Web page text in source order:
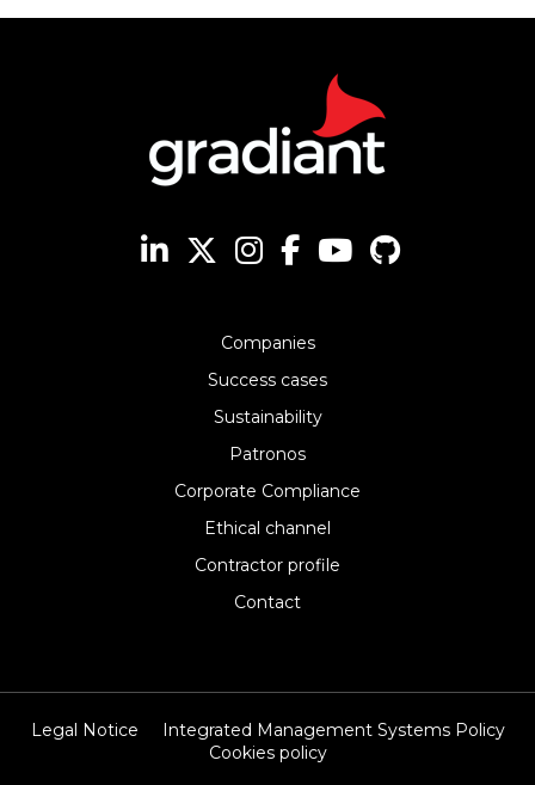
Companies
Success cases
Sustainability
Patronos
Corporate Compliance
Ethical channel
Contractor profile
Contact
Legal Notice
Integrated Management Systems Policy
Cookies policy